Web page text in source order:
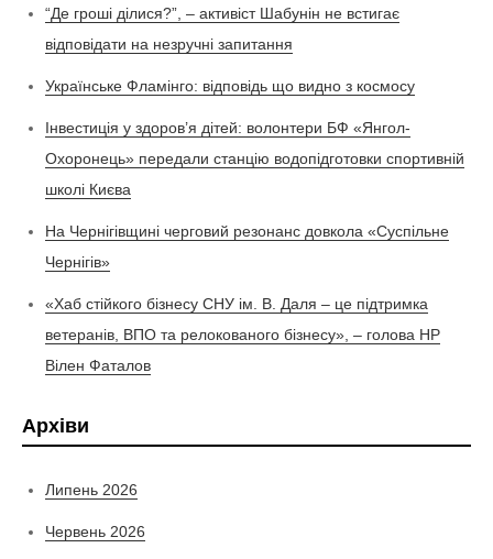
“Де гроші ділися?”, – активіст Шабунін не встигає
відповідати на незручні запитання
Українське Фламінго: відповідь що видно з космосу
Інвестиція у здоров’я дітей: волонтери БФ «Янгол-
Охоронець» передали станцію водопідготовки спортивній
школі Києва
На Чернігівщині черговий резонанс довкола «Суспільне
Чернігів»
«Хаб стійкого бізнесу СНУ ім. В. Даля – це підтримка
ветеранів, ВПО та релокованого бізнесу», – голова НР
Вілен Фаталов
Архіви
Липень 2026
Червень 2026